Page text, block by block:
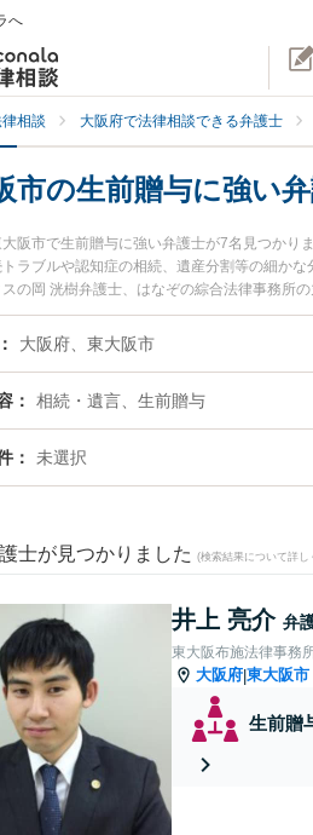
へ
相談 大阪府で法律相談できる弁護士
市の生前贈与に強い
阪市で生前贈与に強い弁護士が7名見つかり
ラブルや認知症の相続、遺産分割等の細か
の岡 洸樹弁護士、はなぞの綜合法律事務所
ラブルを今すぐに弁護士に相談したい』『
相談予約したい』などでお困りの相談者さんに
大阪府、東大阪市
相続・遺言、生前贈与
未選択
士が見つかりました (検索結果について詳し
井上 亮介 弁
東大阪布施法律事務
大阪府|東大阪市
生前贈